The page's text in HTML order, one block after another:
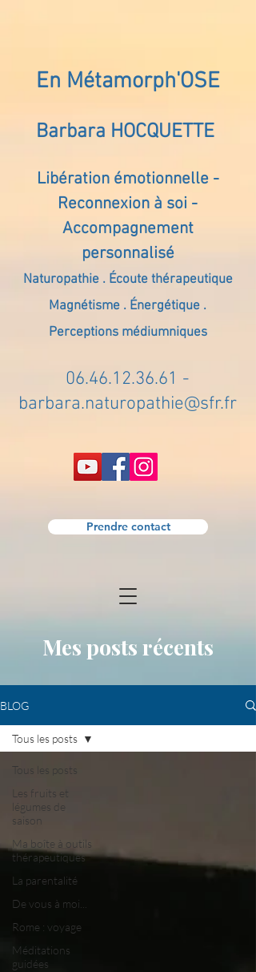
En Métamorph'OSE
Barbara HOCQUETTE
Libération émotionnelle -
Reconnexion à soi -
Accompagnement
personnalisé
Naturopathie . Écoute thérapeutique
Magnétisme . Énergétique .
Perceptions médiumniques
06.46.12.36.61 -
barbara.naturopathie@sfr.fr
Prendre contact
Mes posts récents
BLOG
Tous les posts
Les fruits et
légumes de
saison
Ma boîte à outils
thérapeutiques
La parentalité
De vous à moi...
Rome : voyage
Méditations
guidées
Tous les posts